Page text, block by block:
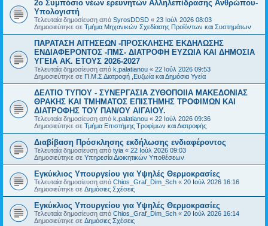
2ο Συμπόσιο νέων ερευνητών Αλληλεπίδρασης Ανθρώπου-
Υπολογιστή
Τελευταία δημοσίευση από SyrosDDSD « 23 Ιούλ 2026 08:03
Δημοσιεύτηκε σε Τμήμα Μηχανικών Σχεδίασης Προϊόντων και Συστημάτων
ΠΑΡΑΤΑΣΗ ΑΙΤΗΣΕΩΝ -ΠΡΟΣΚΛΗΣΗΣ ΕΚΔΗΛΩΣΗΣ
ΕΝΔΙΑΦΕΡΟΝΤΟΣ -ΠΜΣ- ΔΙΑΤΡΟΦΗ ΕΥΖΩΙΑ ΚΑΙ ΔΗΜΟΣΙΑ
ΥΓΕΙΑ AK. ETOYΣ 2026-2027
Τελευταία δημοσίευση από k.palatianou « 22 Ιούλ 2026 09:53
Δημοσιεύτηκε σε Π.Μ.Σ Διατροφή ,Ευζωία και Δημόσια Υγεία
ΔΕΛΤΙΟ ΤΥΠΟΥ - ΣΥΝΕΡΓΑΣΙΑ ΖΥΘΟΠΟΙΙΑ ΜΑΚΕΔΟΝΙΑΣ
ΘΡΑΚΗΣ ΚΑΙ ΤΜΗΜΑΤΟΣ ΕΠΙΣΤΗΜΗΣ ΤΡΟΦΙΜΩΝ ΚΑΙ
ΔΙΑΤΡΟΦΗΣ ΤΟΥ ΠΑΝ/ΟΥ ΑΙΓΑΙΟΥ.
Τελευταία δημοσίευση από k.palatianou « 22 Ιούλ 2026 09:36
Δημοσιεύτηκε σε Τμήμα Επιστήμης Τροφίμων και Διατροφής
Διαβίβαση Πρόσκλησης εκδήλωσης ενδιαφέροντος
Τελευταία δημοσίευση από tyia « 22 Ιούλ 2026 09:03
Δημοσιεύτηκε σε Υπηρεσία Διοικητικών Υποθέσεων
Εγκύκλιος Υπουργείου για Υψηλές Θερμοκρασίες
Τελευταία δημοσίευση από Chios_Graf_Dim_Sch « 20 Ιούλ 2026 16:16
Δημοσιεύτηκε σε Δημόσιες Σχέσεις
Εγκύκλιος Υπουργείου για Υψηλές Θερμοκρασίες
Τελευταία δημοσίευση από Chios_Graf_Dim_Sch « 20 Ιούλ 2026 16:14
Δημοσιεύτηκε σε Δημόσιες Σχέσεις